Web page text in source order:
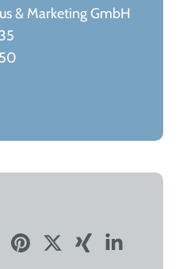
& Marketing GmbH